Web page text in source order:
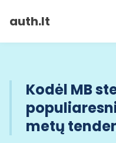
auth.lt
Kodėl MB
metų